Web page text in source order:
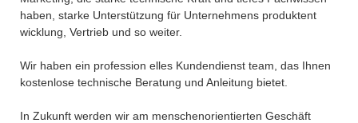
haben, starke Unterstützung für Unternehmens produktent
wicklung, Vertrieb und so weiter.
Wir haben ein profession elles Kundendienst team, das Ihnen
kostenlose technische Beratung und Anleitung bietet.
In Zukunft werden wir am menschenorientierten Geschäft